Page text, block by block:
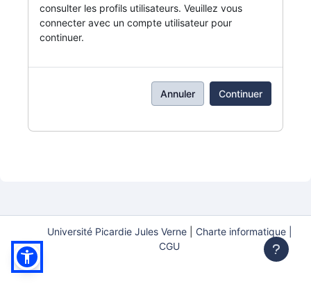
consulter les profils utilisateurs. Veuillez vous
connecter avec un compte utilisateur pour
continuer.
Annuler Continuer
Université Picardie Jules Verne|
Charte informatique |
CGU